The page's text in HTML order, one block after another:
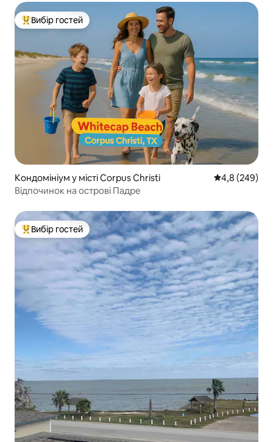
Топ вибір гостей
Вибір гостей
Кондомініум у місті Corpus Christi Середня
4,8 (249)
Відпочинок на острові Падре
Топ вибір гостей
Вибір гостей